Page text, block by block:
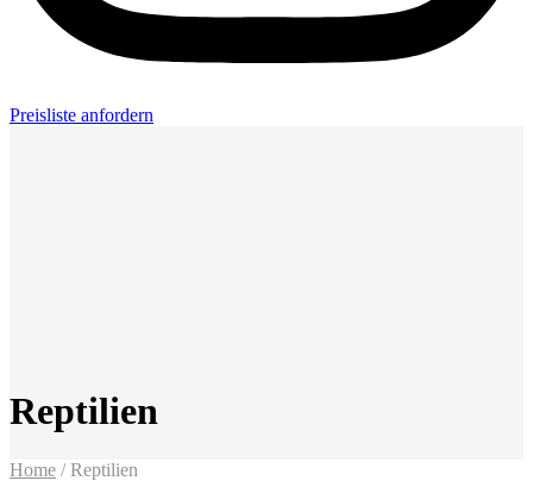
Preisliste anfordern
Reptilien
Home /Reptilien